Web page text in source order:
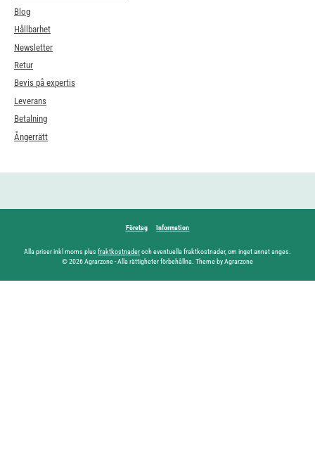
Blog
Hållbarhet
Newsletter
Retur
Bevis på expertis
Leverans
Betalning
Ångerrätt
Företag Information
Alla priser inkl moms plus fraktkostnaderoch eventuella fraktkostnader, om inget annat anges.
© 2026 Agrarzone - Alla rättigheter förbehållna. Theme by Agrarzone